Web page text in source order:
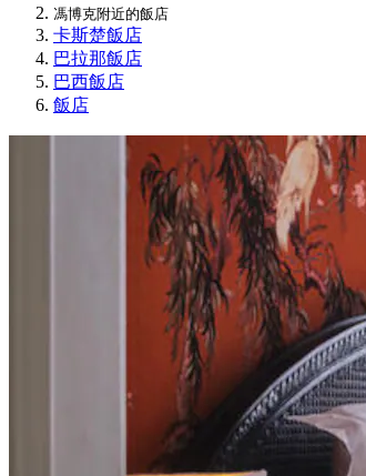
馮博克附近的飯店
卡斯楚飯店
巴拉那飯店
巴西飯店
飯店